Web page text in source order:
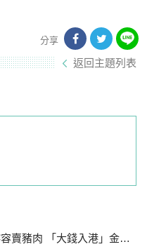
分享
返回主題列表
肉 「大錢入港」金門開拍